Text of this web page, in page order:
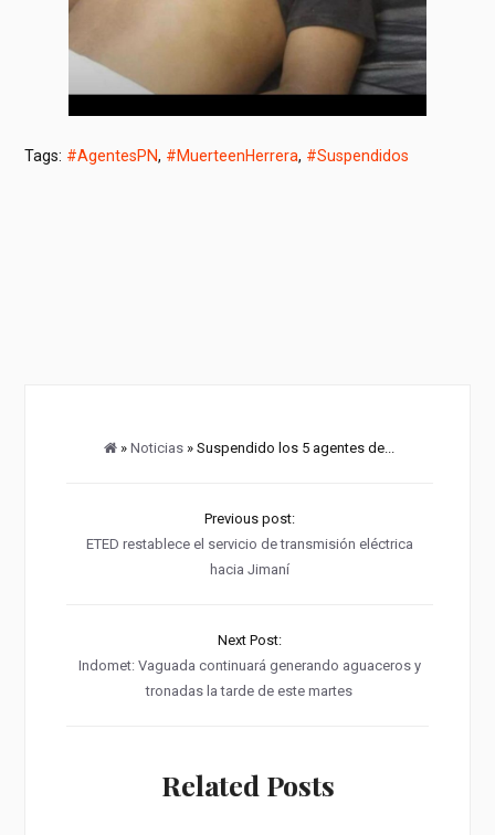
Tags: #AgentesPN, #MuerteenHerrera, #Suspendidos
»Noticias » Suspendido los 5 agentes de...
Previous post:
ETED restablece el servicio de transmisión eléctrica
hacia Jimaní
Next Post:
Indomet: Vaguada continuará generando aguaceros y
tronadas la tarde de este martes
Related Posts